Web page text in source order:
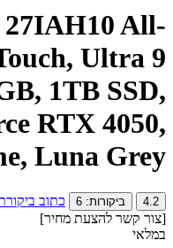
27IAH10 All-
Ultra 9
1TB SSD,
RTX 4050,
Luna Grey
4.2 ביקורות: 6
כתוב
[צור קשר להצעת מחיר]
במלאי